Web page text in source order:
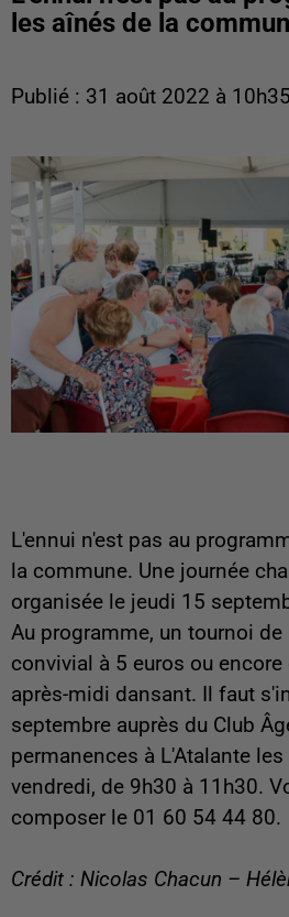
les aînés de la
Publié : 31 août 2022 à 10h35
L'ennui n'est pas au
la commune. Une journée
organisée le jeudi 15
Au programme, un tournoi de
convivial à 5 euros ou
après-midi dansant. Il faut
septembre auprès du Club
permanences à L'Atalante
vendredi, de 9h30 à 11h30.
composer le 01 60 54 44 80.
Crédit : Nicolas Chacun –